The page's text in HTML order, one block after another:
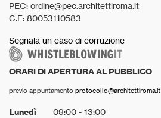
PEC: ordine@pec.architettiroma.it
C.F: 80053110583
Segnala un caso di corruzione
ORARI DI APERTURA AL PUBBLICO
previo appuntamento protocollo@architettiroma.it
Lunedì
09:00 - 13:00